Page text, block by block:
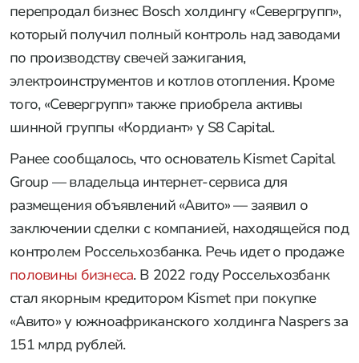
перепродал бизнес Bosch холдингу «Севергрупп»,
который получил полный контроль над заводами
по производству свечей зажигания,
электроинструментов и котлов отопления. Кроме
того, «Севергрупп» также приобрела активы
шинной группы «Кордиант» у S8 Capital.
Ранее сообщалось, что основатель Kismet Capital
Group — владельца интернет-сервиса для
размещения объявлений «Авито» — заявил о
заключении сделки с компанией, находящейся под
контролем Россельхозбанка. Речь идет о продаже
половины бизнеса. В 2022 году Россельхозбанк
стал якорным кредитором Kismet при покупке
«Авито» у южноафриканского холдинга Naspers за
151 млрд рублей.